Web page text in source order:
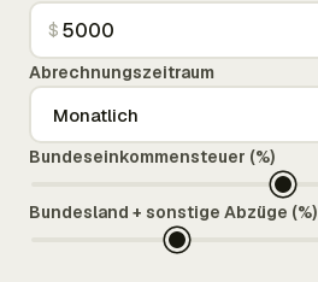
$
Abrechnungszeitraum
Bundeseinkommensteuer (%)
Bundesland + sonstige Abzüge (%)